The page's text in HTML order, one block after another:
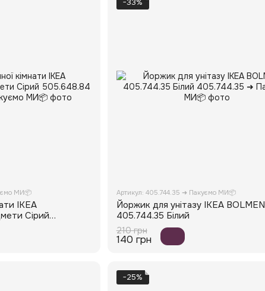
МИ📦
IKEA
Сірий
−33%
Артикул: 405.744.35 ➜ Пакуємо МИ📦
Йоржик для унітазу IKEA BOLMEN
405.744.35 Білий
210 грн
140 грн
−25%